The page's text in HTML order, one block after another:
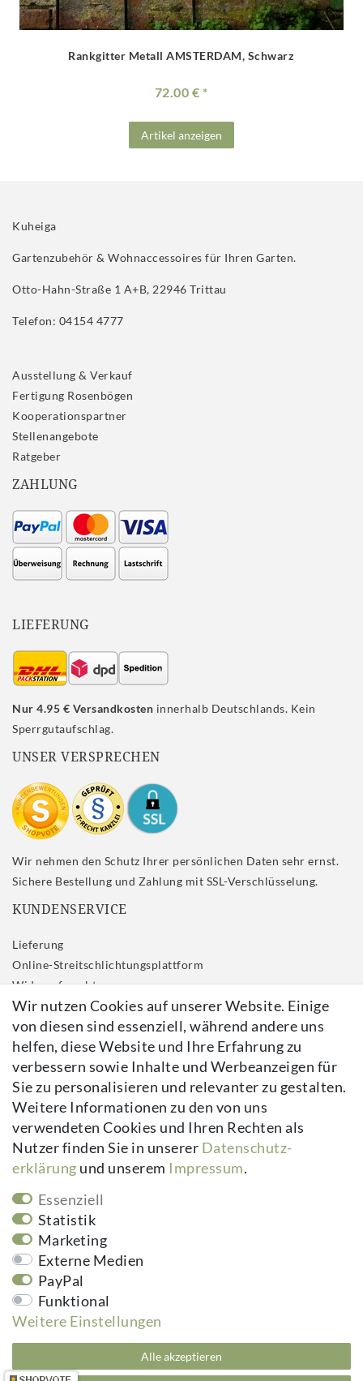
Rankgitter Metall AMSTERDAM, Schwarz
72.00 €
Artikel anzeigen
Kuheiga
Gartenzubehör & Wohnaccessoires für Ihren Garten.
Otto-Hahn-Straße 1 A+B, 22946 Trittau
Telefon: 04154 4777
Ausstellung & Verkauf
Fertigung Rosenbögen
Kooperationspartner
Stellenangebote
Ratgeber
ZAHLUNG
LIEFERUNG
Nur 4.95 € Versandkosten innerhalb Deutschlands. Kein
Sperrgutaufschlag.
UNSER VERSPRECHEN
Wir nehmen den Schutz Ihrer persönlichen Daten sehr ernst.
Sichere Bestellung und Zahlung mit SSL-Verschlüsselung.
KUNDENSERVICE
Lieferung
Online-Streitschlichtungsplattform
Widerrufs­recht
Impressum
Daten­schutz­erklärung
AGB
Kontakt
Vertrag widerrufen
Newsletter
E-MAIL **
Newsletter
Hiermit bestätige ich, dass ich die
Meine Einwilligung kann ich jederzeit widerrufen.**
Wir nutzen Cookies auf unserer Website. Einige
von diesen sind essenziell, während andere uns
helfen, diese Website und Ihre Erfahrung zu
verbessern sowie Inhalte und Werbeanzeigen für
Sie zu personalisieren und relevanter zu gestalten.
Weitere Informationen zu den von uns
verwendeten Cookies und Ihren Rechten als
Nutzer finden Sie in unserer Daten­schutz­
erklärung und unserem Impressum.
Essenziell
Statistik
Marketing
Externe Medien
PayPal
Funktional
Weitere Einstellungen
Alle akzeptieren
kuheiga.com - Ihr Online Shop für Gartenzubehör & Wohnaccessoires | Alle
Preise inkl. ges. MwSt. zzgl.Versandkosten